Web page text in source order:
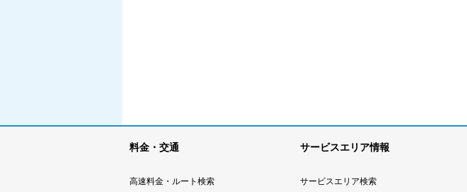
料金・交通
高速料金・ルート検索
サービスエリア情報
サービスエリア検索